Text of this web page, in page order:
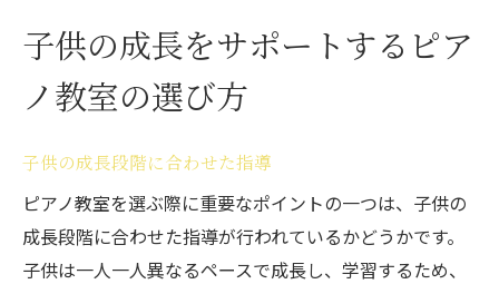
子供の成長をサポートするピア
ノ教室の選び方
子供の成長段階に合わせた指導
ピアノ教室を選ぶ際に重要なポイントの一つは、子供の
成長段階に合わせた指導が行われているかどうかです。
子供は一人一人異なるペースで成長し、学習するため、